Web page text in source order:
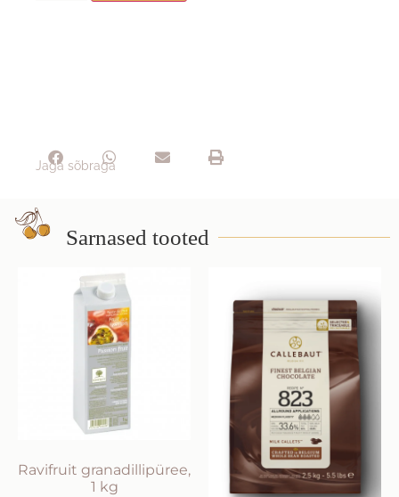
Jaga sõbraga
Sarnased tooted
Ravifruit granadillipüree,
1 kg